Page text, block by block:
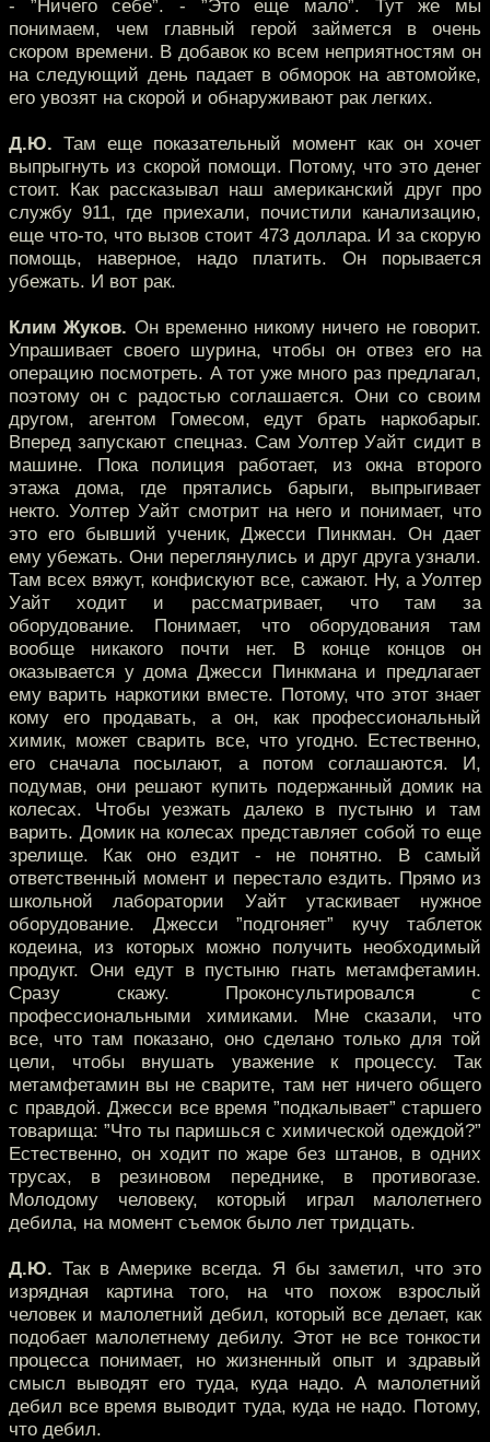
- ”Ничего себе”. - ”Это еще мало”. Тут же мы
понимаем, чем главный герой займется в очень
скором времени. В добавок ко всем неприятностям он
на следующий день падает в обморок на автомойке,
его увозят на скорой и обнаруживают рак легких.
Д.Ю. Там еще показательный момент как он хочет
выпрыгнуть из скорой помощи. Потому, что это денег
стоит. Как рассказывал наш американский друг про
службу 911, где приехали, почистили канализацию,
еще что-то, что вызов стоит 473 доллара. И за скорую
помощь, наверное, надо платить. Он порывается
убежать. И вот рак.
Клим Жуков. Он временно никому ничего не говорит.
Упрашивает своего шурина, чтобы он отвез его на
операцию посмотреть. А тот уже много раз предлагал,
поэтому он с радостью соглашается. Они со своим
другом, агентом Гомесом, едут брать наркобарыг.
Вперед запускают спецназ. Сам Уолтер Уайт сидит в
машине. Пока полиция работает, из окна второго
этажа дома, где прятались барыги, выпрыгивает
некто. Уолтер Уайт смотрит на него и понимает, что
это его бывший ученик, Джесси Пинкман. Он дает
ему убежать. Они переглянулись и друг друга узнали.
Там всех вяжут, конфискуют все, сажают. Ну, а Уолтер
Уайт ходит и рассматривает, что там за
оборудование. Понимает, что оборудования там
вообще никакого почти нет. В конце концов он
оказывается у дома Джесси Пинкмана и предлагает
ему варить наркотики вместе. Потому, что этот знает
кому его продавать, а он, как профессиональный
химик, может сварить все, что угодно. Естественно,
его сначала посылают, а потом соглашаются. И,
подумав, они решают купить подержанный домик на
колесах. Чтобы уезжать далеко в пустыню и там
варить. Домик на колесах представляет собой то еще
зрелище. Как оно ездит - не понятно. В самый
ответственный момент и перестало ездить. Прямо из
школьной лаборатории Уайт утаскивает нужное
оборудование. Джесси ”подгоняет” кучу таблеток
кодеина, из которых можно получить необходимый
продукт. Они едут в пустыню гнать метамфетамин.
Сразу скажу. Проконсультировался с
профессиональными химиками. Мне сказали, что
все, что там показано, оно сделано только для той
цели, чтобы внушать уважение к процессу. Так
метамфетамин вы не сварите, там нет ничего общего
с правдой. Джесси все время ”подкалывает” старшего
товарища: ”Что ты паришься с химической одеждой?”
Естественно, он ходит по жаре без штанов, в одних
трусах, в резиновом переднике, в противогазе.
Молодому человеку, который играл малолетнего
дебила, на момент съемок было лет тридцать.
Д.Ю. Так в Америке всегда. Я бы заметил, что это
изрядная картина того, на что похож взрослый
человек и малолетний дебил, который все делает, как
подобает малолетнему дебилу. Этот не все тонкости
процесса понимает, но жизненный опыт и здравый
смысл выводят его туда, куда надо. А малолетний
дебил все время выводит туда, куда не надо. Потому,
что дебил.